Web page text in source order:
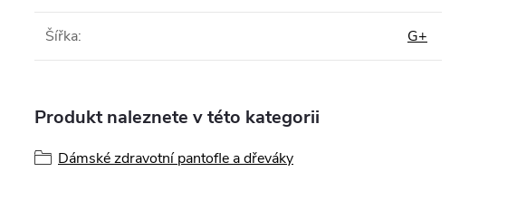
Šířka: G+
Produkt naleznete v této kategorii
Dámské zdravotní pantofle a dřeváky